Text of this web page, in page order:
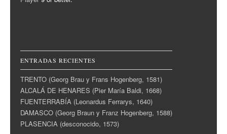
ENTRADAS RECIENTES
TRENTO (Georg Brau y Frans Hogenberg, 1581)
ALCALÁ DE HENARES (Pier María Baldi, 1668)
FUENTERRABÍA (Leonardus Ferrarys, 1640)
DAMASCO (Georg Braun y Franz Hogenberg, 1588)
PLASENCIA (desconocido, 1573)